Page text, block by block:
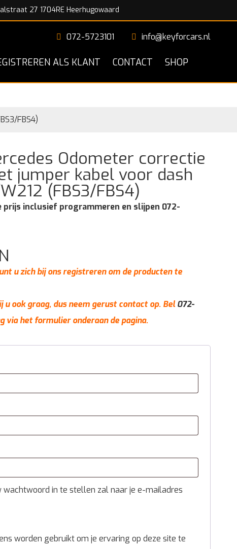
27 1704RE Heerhugowaard
072-5723101 info@keyforcars.nl
ALS KLANT CONTACT SHOP
FBS4)
Odometer correctie
jumper kabel voor dash
(FBS3/FBS4)
prijs inclusief programmeren en slijpen 072-
u zich bij ons registreren om de producten te
ook graag, dus neem gerust contact op. Bel072-
via het formulier onderaan de pagina.
wachtwoord in te stellen zal naar je e-mailadres
worden gebruikt om je ervaring op deze site te